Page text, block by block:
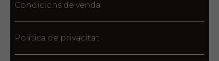
Condicions de venda
Política de privacitat